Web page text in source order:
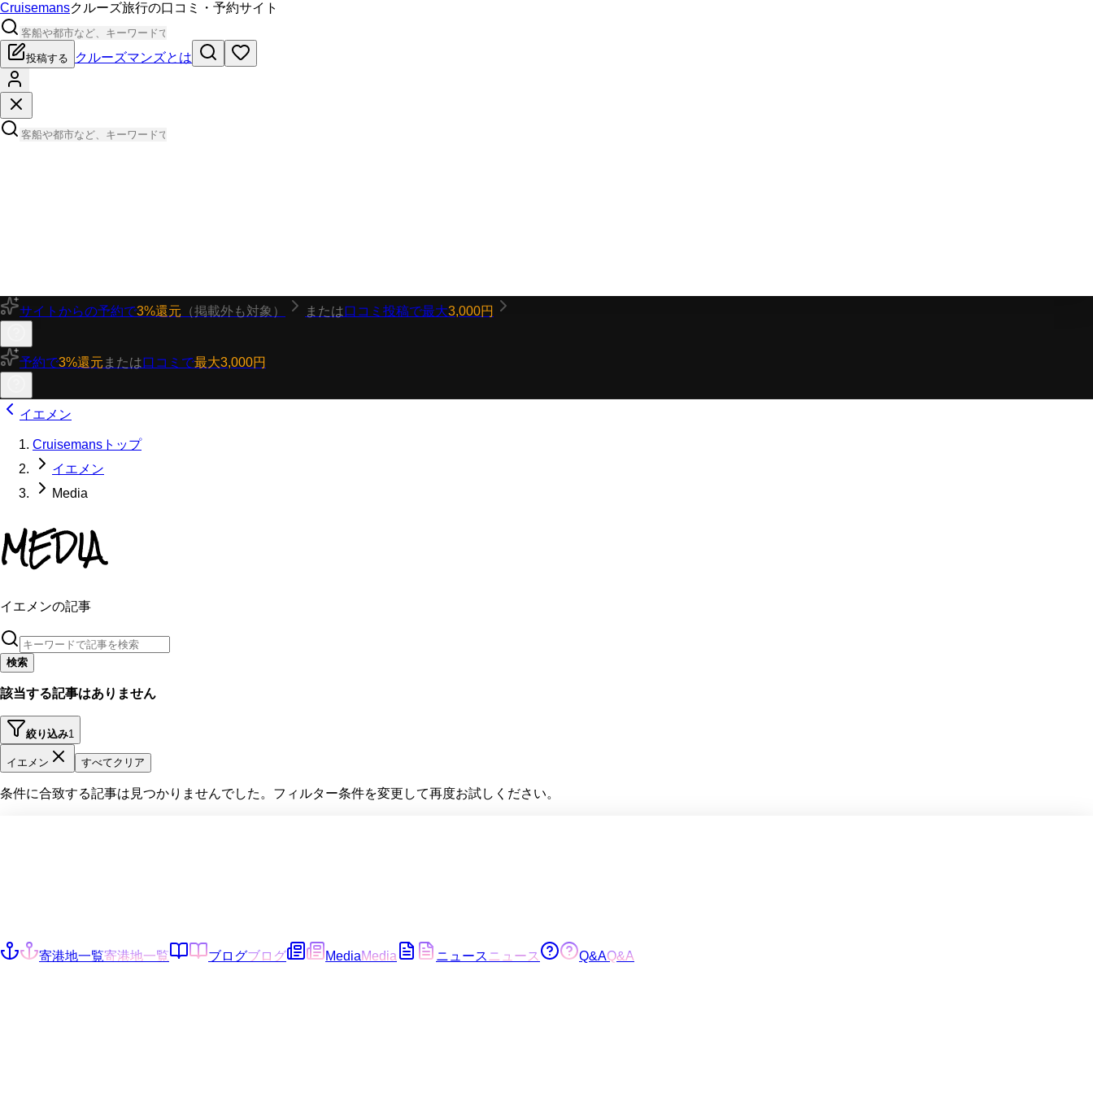
Cruisemansクルーズ旅行の口コミ・予約サイト
投稿する クルーズマンズとは
サイトからの予約で3%還元 （掲載外も対象） または口コミ投稿で最大3,000円
予約で3%還元 または口コミで最大3,000円
イエメン
Cruisemansトップ
イエメン
Media
MEDIA
イエメンの記事
検索
該当する記事はありません
絞り込み1
イエメン すべてクリア
条件に合致する記事は見つかりませんでした。フィルター条件を変更して再度お試しください。
寄港地一覧寄港地一覧 ブログブログ MediaMedia ニュース ニュース Q&AQ&A